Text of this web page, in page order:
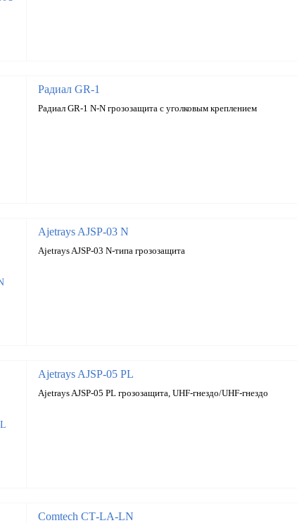
Радиал GR-1
Радиал GR-1 N-N грозозащита с уголковым креплением
Ajetrays AJSP-03 N
Ajetrays AJSP-03 N-типа грозозащита
Ajetrays AJSP-05 PL
Ajetrays AJSP-05 PL грозозащита, UHF-гнездо/UHF-гнездо
Comtech CТ-LA-LN